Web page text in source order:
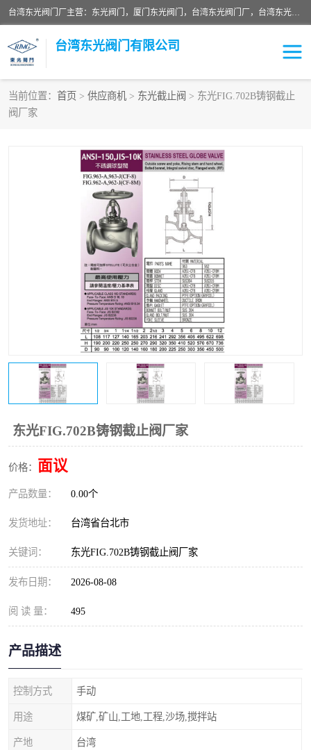
台湾东光阀门厂主营：东光阀门，厦门东光阀门，台湾东光阀门厂，台湾东光球阀，台湾东光闸阀，台湾东光蝶阀，质量有保证价格有优惠，欢迎咨询。
台湾东光阀门有限公司
当前位置： 首页 > 供应商机 > 东光截止阀 > 东光FIG.702B铸钢截止
阀厂家
东光FIG.702B铸钢截止阀厂家
价格： 面议
产品数量： 0.00个
发货地址： 台湾省台北市
关键词： 东光FIG.702B铸钢截止阀厂家
发布日期： 2026-08-08
阅 读 量： 495
产品描述
控制方式 手动
用途 煤矿,矿山,工地,工程,沙场,搅拌站
产地 台湾
东光对夹式蝶阀
东光缓冲式止回阀 东光电动式蝶阀
东光截止阀
东光升杆式闸阀 东光拉柄式底阀
台湾东光水利控制阀 东光橡胶软接
Y型过滤器
东光Y型过滤器 东光止回阀
东光疏水阀 东光电动调节阀
东光电动阀